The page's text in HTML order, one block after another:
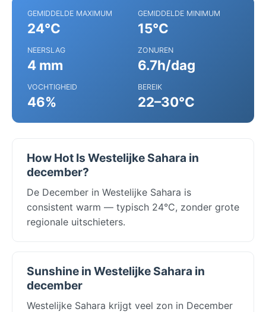
GEMIDDELDE MAXIMUM
24°C
GEMIDDELDE MINIMUM
15°C
NEERSLAG
4 mm
ZONUREN
6.7h/dag
VOCHTIGHEID
46%
BEREIK
22–30°C
How Hot Is Westelijke Sahara in
december?
De December in Westelijke Sahara is
consistent warm — typisch 24°C, zonder grote
regionale uitschieters.
Sunshine in Westelijke Sahara in
december
Westelijke Sahara krijgt veel zon in December